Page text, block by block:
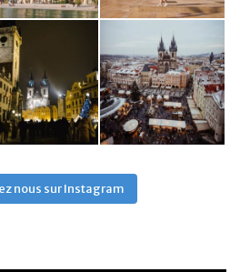
nous sur Instagram